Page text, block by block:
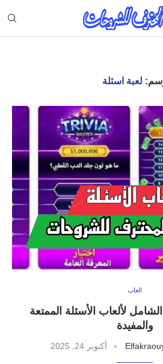
لعبة اسئلة
العاب
لألعاب الأسئلة الممتعة
والمفيدة
أكتوبر 24, 2025